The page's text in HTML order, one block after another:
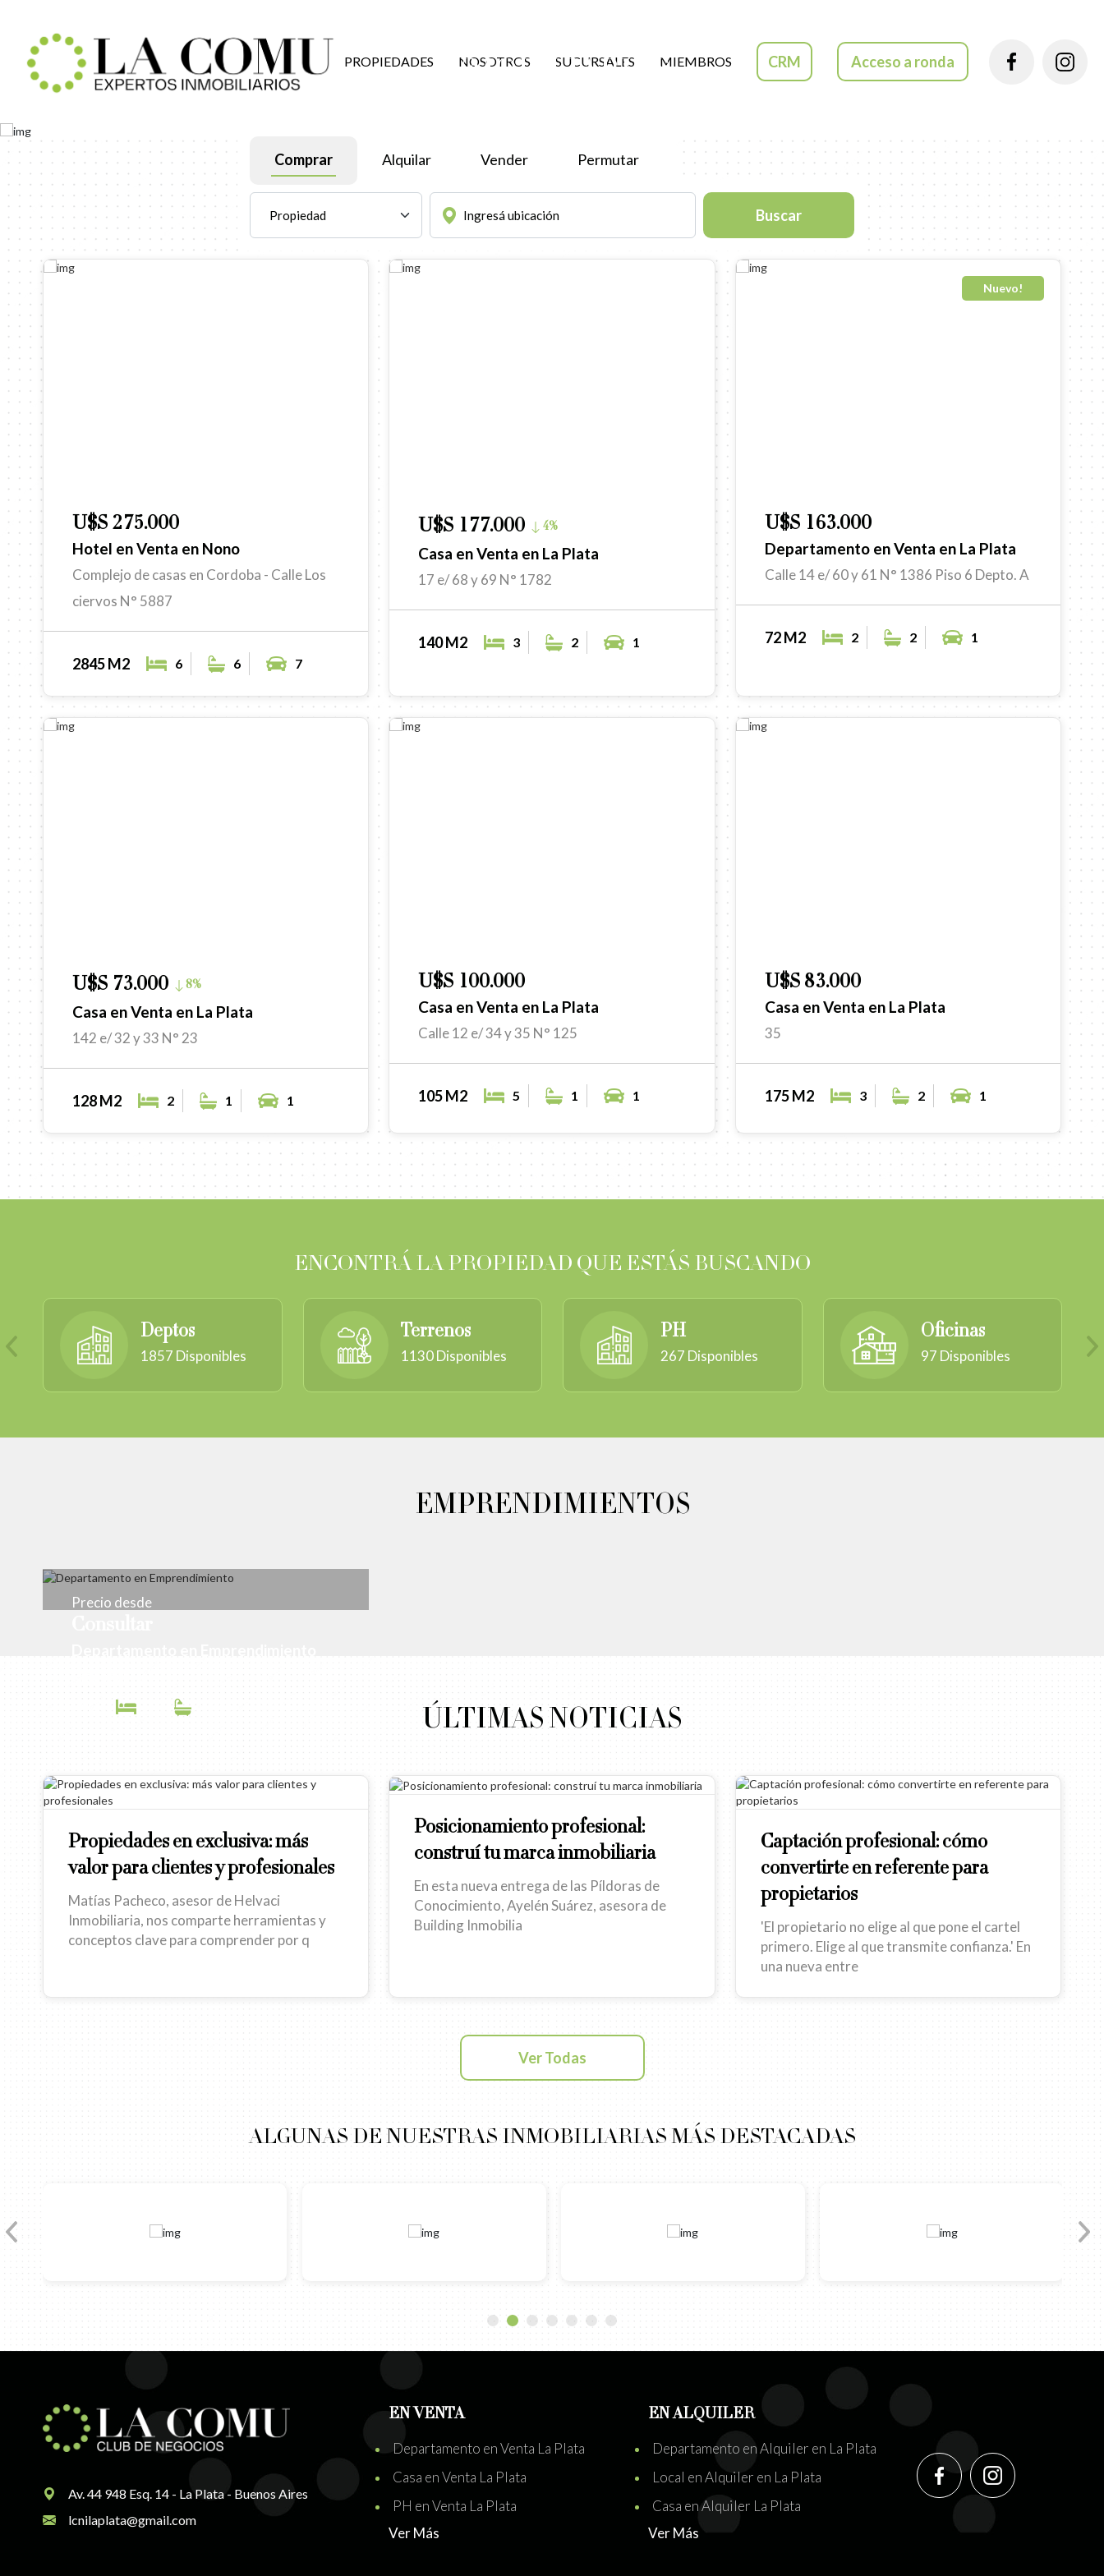
PROPIEDADES NOSOTROS SUCURSALES MIEMBROS CRM Acceso a ronda
INMOBILIARIOS
Comprar Alquilar Vender Permutar
Buscar
PROPIEDADES DESTACADAS
U$S 275.000
Hotel en Venta en Nono
Complejo de casas en Cordoba - Calle Los
ciervos N° 5887
2845 M2 6 6 7
U$S 177.000 4%
Casa en Venta en La Plata
17 e/ 68 y 69 N° 1782
140 M2 3 2 1
Nuevo!
U$S 163.000
Departamento en Venta en La Plata
Calle 14 e/ 60 y 61 N° 1386 Piso 6 Depto. A
72 M2 2 2 1
U$S 73.000 8%
Casa en Venta en La Plata
142 e/ 32 y 33 N° 23
128 M2 2 1 1
U$S 100.000
Casa en Venta en La Plata
Calle 12 e/ 34 y 35 N° 125
105 M2 5 1 1
U$S 83.000
Casa en Venta en La Plata
35
175 M2 3 2 1
ENCONTRÁ LA PROPIEDAD QUE ESTÁS BUSCANDO
Deptos
1857 Disponibles
Terrenos
1130Disponibles
PH
267 Disponibles
Oficinas
97 Disponibles
EMPRENDIMIENTOS
Precio desde
ÚLTIMAS NOTICIAS
Propiedades en exclusiva: más
valor para clientes y profesionales
Matías Pacheco, asesor de Helvaci
Inmobiliaria, nos comparte herramientas y
conceptos clave para comprender por q
Posicionamiento profesional:
construí tu marca inmobiliaria
En esta nueva entrega de las Píldoras de
Conocimiento, Ayelén Suárez, asesora de
Building Inmobilia
Captación profesional: cómo
convertirte en referente para
propietarios
'El propietario no elige al que pone el cartel
primero. Elige al que transmite confianza.' En
una nueva entre
Ver Todas
ALGUNAS DE NUESTRAS INMOBILIARIAS MÁS DESTACADAS
Av. 44 948 Esq. 14 - La Plata - Buenos Aires
lcnilaplata@gmail.com
EN VENTA
Departamento en Venta La Plata
Casa en Venta La Plata
PH en Venta La Plata
Ver Más
EN ALQUILER
Departamento en Alquiler en La Plata
Local en Alquiler en La Plata
Casa en Alquiler La Plata
Ver Más